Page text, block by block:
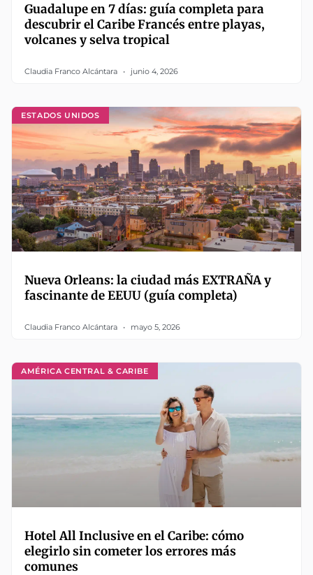
Guadalupe en 7 días: guía completa para
descubrir el Caribe Francés entre playas,
volcanes y selva tropical
Claudia Franco Alcántara junio 4, 2026
ESTADOS UNIDOS
Nueva Orleans: la ciudad más EXTRAÑA y
fascinante de EEUU (guía completa)
Claudia Franco Alcántara mayo 5, 2026
AMÉRICA CENTRAL & CARIBE
Hotel All Inclusive en el Caribe: cómo
elegirlo sin cometer los errores más
comunes